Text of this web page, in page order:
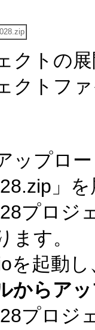
クトの
クトフ
ップロ
」
プロ
ます。
を起動
からア
プロ